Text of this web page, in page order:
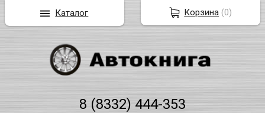
8 (8332) 444-353
Корзина (0)
Каталог